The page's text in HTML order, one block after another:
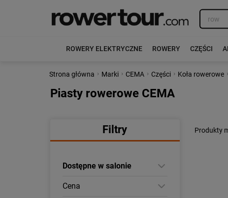
ROWERY ELEKTRYCZNE ROWERY CZĘŚCI
Strona główna › Marki › CEMA › Części › Koła rowerowe ›
Piasty rowerowe CEMA
Filtry
Dostępne w salonie
Cena
Produkty